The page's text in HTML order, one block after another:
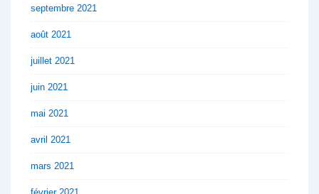
septembre 2021
août 2021
juillet 2021
juin 2021
mai 2021
avril 2021
mars 2021